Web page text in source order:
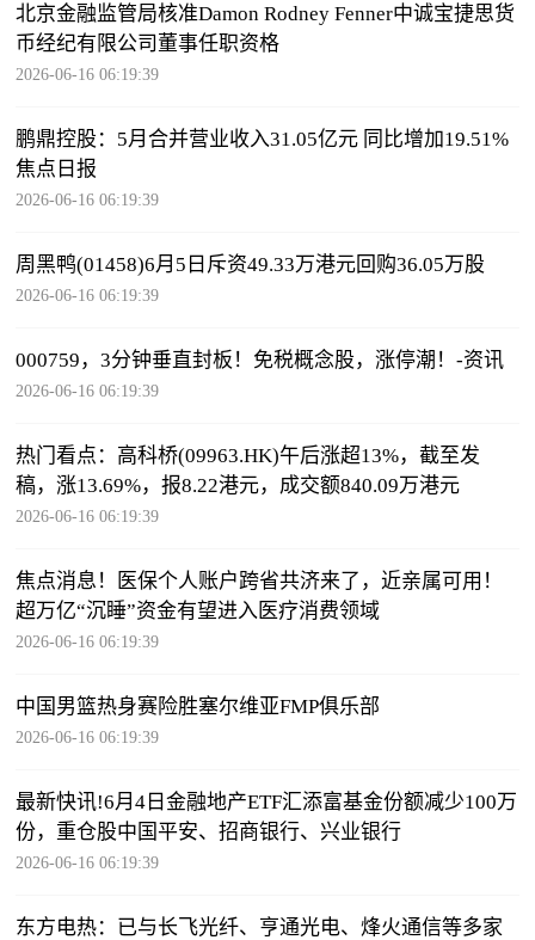
北京金融监管局核准Damon Rodney Fenner中诚宝捷思货
币经纪有限公司董事任职资格
2026-06-16 06:19:39
鹏鼎控股：5月合并营业收入31.05亿元 同比增加19.51%
焦点日报
2026-06-16 06:19:39
周黑鸭(01458)6月5日斥资49.33万港元回购36.05万股
2026-06-16 06:19:39
000759，3分钟垂直封板！免税概念股，涨停潮！-资讯
2026-06-16 06:19:39
热门看点：高科桥(09963.HK)午后涨超13%，截至发
稿，涨13.69%，报8.22港元，成交额840.09万港元
2026-06-16 06:19:39
焦点消息！医保个人账户跨省共济来了，近亲属可用！
超万亿“沉睡”资金有望进入医疗消费领域
2026-06-16 06:19:39
中国男篮热身赛险胜塞尔维亚FMP俱乐部
2026-06-16 06:19:39
最新快讯!6月4日金融地产ETF汇添富基金份额减少100万
份，重仓股中国平安、招商银行、兴业银行
2026-06-16 06:19:39
东方电热：已与长飞光纤、亨通光电、烽火通信等多家